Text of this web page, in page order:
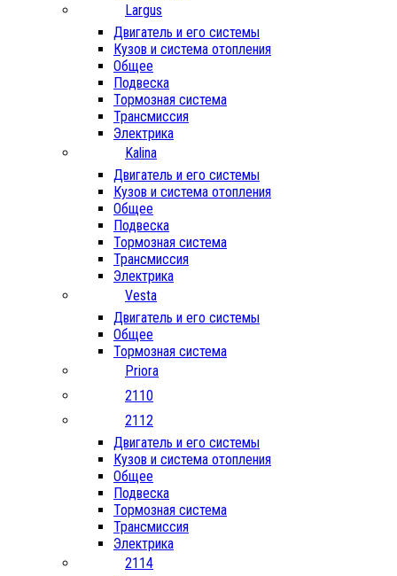
Largus
Двигатель и его системы
Кузов и система отопления
Общее
Подвеска
Тормозная система
Трансмиссия
Электрика
Kalina
Двигатель и его системы
Кузов и система отопления
Общее
Подвеска
Тормозная система
Трансмиссия
Электрика
Vesta
Двигатель и его системы
Общее
Тормозная система
Priora
2110
2112
Двигатель и его системы
Кузов и система отопления
Общее
Подвеска
Тормозная система
Трансмиссия
Электрика
2114